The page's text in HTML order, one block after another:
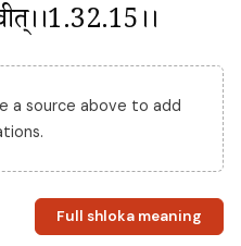
a source above to add
Full shloka meaning